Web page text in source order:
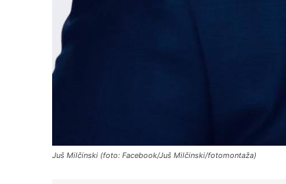
Juš Milčinski (foto: Facebook/Juš Milčinski/fotomontaža)